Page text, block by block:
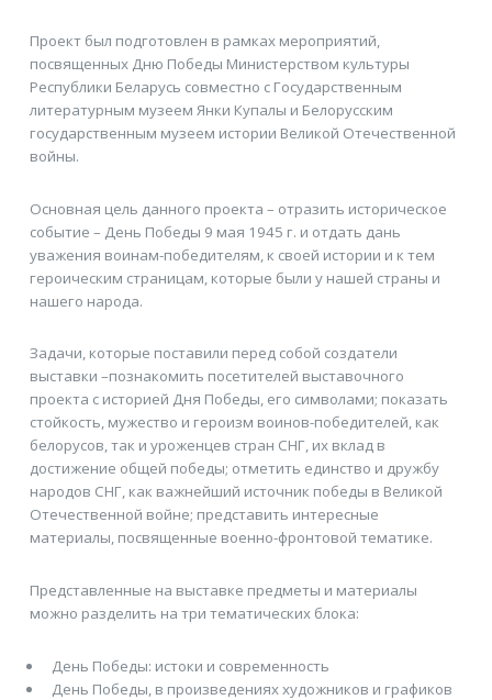
Проект был подготовлен в рамках мероприятий,
посвященных Дню Победы Министерством культуры
Республики Беларусь совместно с Государственным
литературным музеем Янки Купалы и Белорусским
государственным музеем истории Великой Отечественной
войны.
Основная цель данного проекта – отразить историческое
событие – День Победы 9 мая 1945 г. и отдать дань
уважения воинам-победителям, к своей истории и к тем
героическим страницам, которые были у нашей страны и
нашего народа.
Задачи, которые поставили перед собой создатели
выставки –познакомить посетителей выставочного
проекта с историей Дня Победы, его символами; показать
стойкость, мужество и героизм воинов-победителей, как
белорусов, так и уроженцев стран СНГ, их вклад в
достижение общей победы; отметить единство и дружбу
народов СНГ, как важнейший источник победы в Великой
Отечественной войне; представить интересные
материалы, посвященные военно-фронтовой тематике.
Представленные на выставке предметы и материалы
можно разделить на три тематических блока:
День Победы: истоки и современность
День Победы, в произведениях художников и графиков